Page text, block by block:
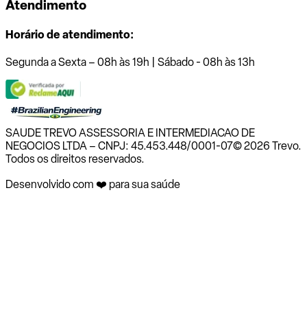
Atendimento
Horário de atendimento:
Segunda a Sexta – 08h às 19h | Sábado - 08h às 13h
SAUDE TREVO ASSESSORIA E INTERMEDIACAO DE
NEGOCIOS LTDA – CNPJ: 45.453.448/0001-07© 2026 Trevo.
Todos os direitos reservados.
Desenvolvido com ❤️ para sua saúde